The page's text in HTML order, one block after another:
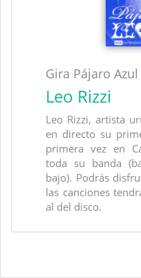
Gira Pájaro Azul
Leo Rizzi
Leo Rizzi, artista
en directo su
primera vez en
toda su banda
bajo). Podrás
las canciones
al del disco.